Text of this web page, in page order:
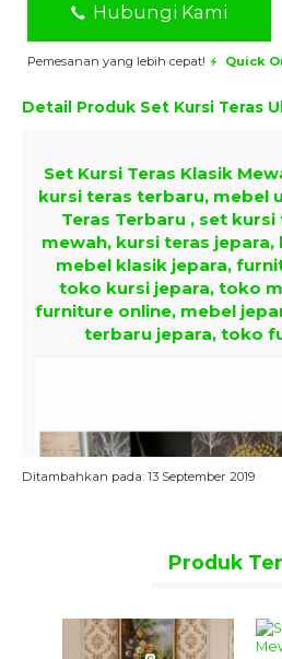
Hubungi Kami
Pemesanan yang lebih cepat! Quick
Detail Produk Set Kursi Teras
Set Kursi Teras Klasik
kursi teras terbaru, mebel
Teras Terbaru , set
mewah, kursi teras
mebel klasik jepara,
toko kursi jepara, toko
furniture online, mebel
terbaru jepara, toko
Ditambahkan pada: 13 September 2019
Produk